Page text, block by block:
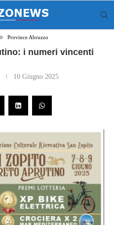
Province Abruzzo
i numeri vincenti
10 Giugno 2025